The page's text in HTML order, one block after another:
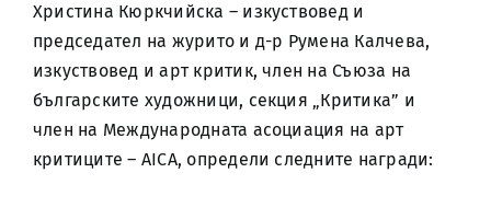
Христина Кюркчийска – изкуствовед и
председател на журито и д-р Румена Калчева,
изкуствовед и арт критик, член на Съюза на
българските художници, секция „Критика” и
член на Международната асоциация на арт
критиците – AICA, определи следните награди: